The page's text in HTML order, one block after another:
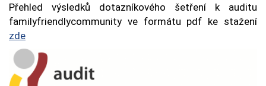
Přehled výsledků dotazníkového šetření k auditu
familyfriendlycommunity ve formátu pdf ke stažení
zde